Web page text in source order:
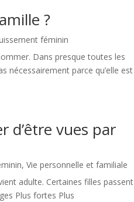
?
féminin
Dans presque toutes les
nécessairement parce qu’elle est
d’être vues par
,Vie personnelle et familiale
adulte. Certaines filles passent
Plus fortes Plus